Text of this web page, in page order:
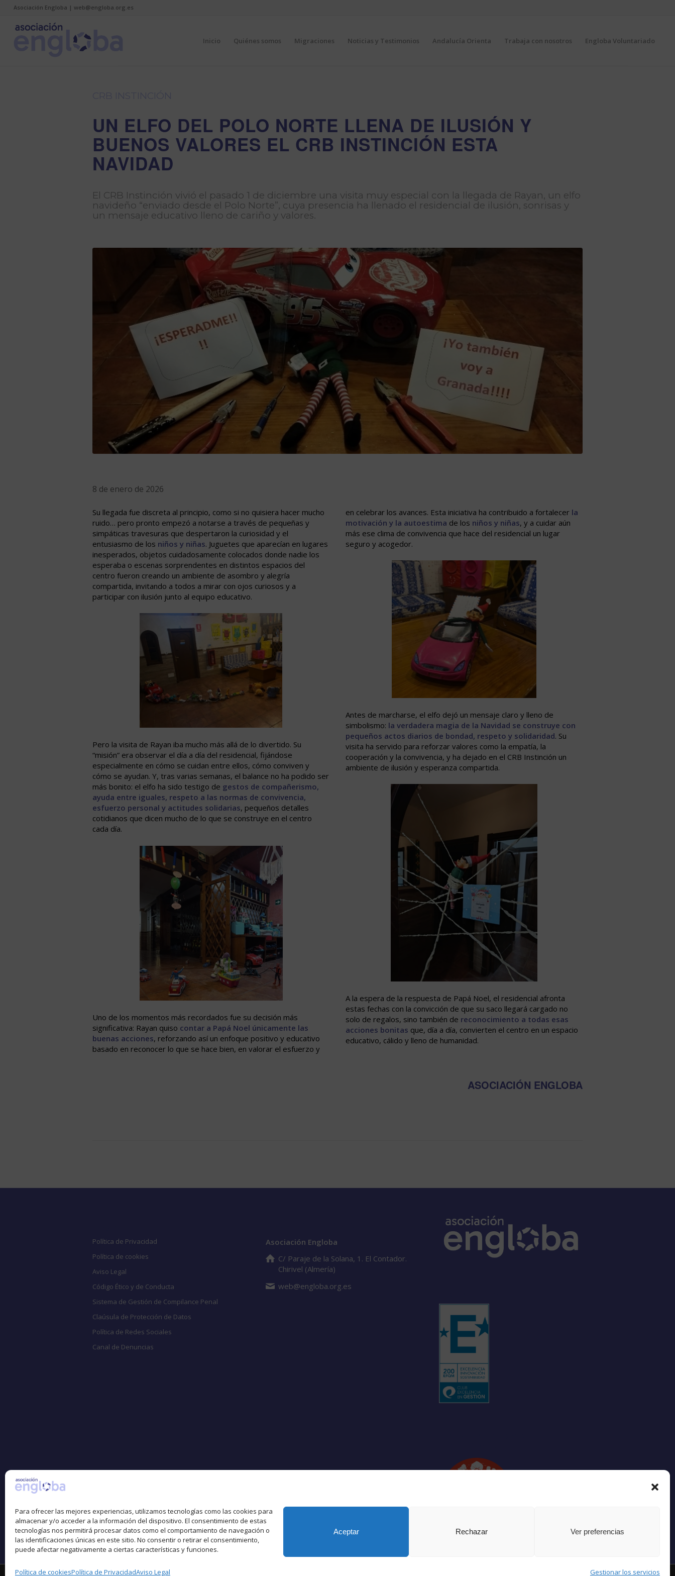
Para ofrecer las mejores experiencias, utilizamos tecnologías como las cookies para
almacenar y/o acceder a la información del dispositivo. El consentimiento de estas
tecnologías nos permitirá procesar datos como el comportamiento de navegación o
las identificaciones únicas en este sitio. No consentir o retirar el consentimiento,
puede afectar negativamente a ciertas características y funciones.
Gestionar los servicios
Aceptar Rechazar Ver preferencias
Política de cookiesPolítica de PrivacidadAviso Legal
Asociación Engloba | web@engloba.org.es
Inicio Quiénes somos Migraciones Noticias y Testimonios Andalucía Orienta Trabaja con nosotros Engloba Voluntariado
UN ELFO DEL POLO NORTE LLENA DE ILUSIÓN Y
BUENOS VALORES EL CRB INSTINCIÓN ESTA
NAVIDAD
El CRB Instinción vivió el pasado 1 de diciembre una visita muy especial con la llegada de Rayan, un elfo
navideño “enviado desde el Polo Norte”, cuya presencia ha llenado el residencial de ilusión, sonrisas y
un mensaje educativo lleno de cariño y valores.
8 de enero de 2026
Su llegada fue discreta al principio, como si no quisiera hacer mucho
ruido… pero pronto empezó a notarse a través de pequeñas y
simpáticas travesuras que despertaron la curiosidad y el
entusiasmo de los niños y niñas. Juguetes que aparecían en lugares
inesperados, objetos cuidadosamente colocados donde nadie los
esperaba o escenas sorprendentes en distintos espacios del
centro fueron creando un ambiente de asombro y alegría
compartida, invitando a todos a mirar con ojos curiosos y a
participar con ilusión junto al equipo educativo.
Pero la visita de Rayan iba mucho más allá de lo divertido. Su
“misión” era observar el día a día del residencial, fijándose
especialmente en cómo se cuidan entre ellos, cómo conviven y
cómo se ayudan. Y, tras varias semanas, el balance no ha podido ser
más bonito: el elfo ha sido testigo de gestos de compañerismo,
ayuda entre iguales, respeto a las normas de convivencia,
esfuerzo personal y actitudes solidarias, pequeños detalles
cotidianos que dicen mucho de lo que se construye en el centro
cada día.
Uno de los momentos más recordados fue su decisión más
significativa: Rayan quiso contar a Papá Noel únicamente las
buenas acciones, reforzando así un enfoque positivo y educativo
basado en reconocer lo que se hace bien, en valorar el esfuerzo y
en celebrar los avances. Esta iniciativa ha contribuido a fortalecer la
motivación y la autoestima de los niños y niñas, y a cuidar aún
más ese clima de convivencia que hace del residencial un lugar
seguro y acogedor.
Antes de marcharse, el elfo dejó un mensaje claro y lleno de
simbolismo: la verdadera magia de la Navidad se construye con
pequeños actos diarios de bondad, respeto y solidaridad. Su
visita ha servido para reforzar valores como la empatía, la
cooperación y la convivencia, y ha dejado en el CRB Instinción un
ambiente de ilusión y esperanza compartida.
A la espera de la respuesta de Papá Noel, el residencial afronta
estas fechas con la convicción de que su saco llegará cargado no
solo de regalos, sino también de reconocimiento a todas esas
acciones bonitas que, día a día, convierten el centro en un espacio
educativo, cálido y lleno de humanidad.
ASOCIACIÓN ENGLOBA
Política de Privacidad
Política de cookies
Aviso Legal
Código Ético y de Conducta
Sistema de Gestión de Compilance Penal
Claúsula de Protección de Datos
Política de Redes Sociales
Canal de Denuncias
Asociación Engloba
C/ Paraje de la Solana, 1. El Contador.
Chirivel (Almería)
web@engloba.org.es